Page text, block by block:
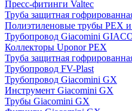
Пресс-фитинги Valtec
Труба защитная
Полиэтиленовые трубы PEX
Трубопровод Giacomini
Коллекторы Uponor PEX
Труба защитная
Трубопровод FV-Plast
Трубопровод Giacomini GX
Инструмент Giacomini GX
Трубы Giacomini GX